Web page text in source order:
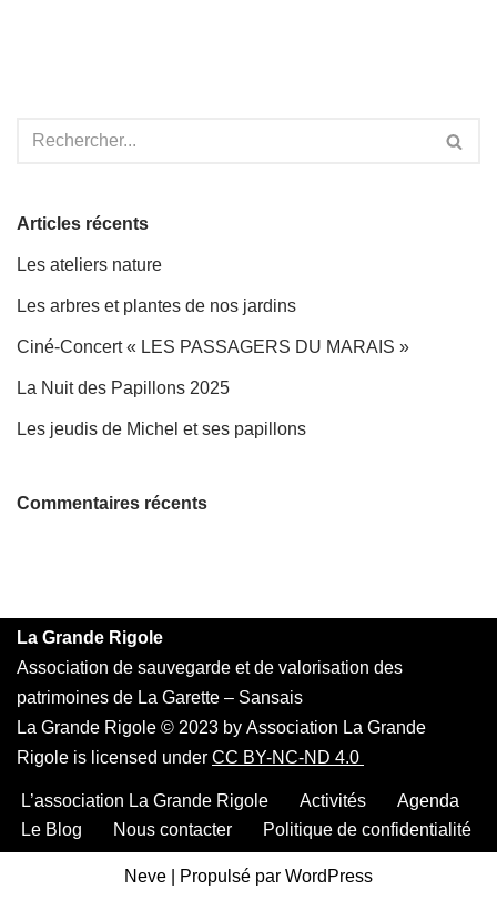
Articles récents
Les ateliers nature
Les arbres et plantes de nos jardins
Ciné-Concert « LES PASSAGERS DU MARAIS »
La Nuit des Papillons 2025
Les jeudis de Michel et ses papillons
Commentaires récents
La Grande Rigole
Association de sauvegarde et de valorisation des
patrimoines de La Garette – Sansais
La Grande Rigole © 2023 by Association La Grande
Rigole is licensed under CC BY-NC-ND 4.0
L’association La Grande Rigole Activités
Agenda
Le Blog
Nous contacter Politique de confidentialité
Neve | Propulsé par WordPress